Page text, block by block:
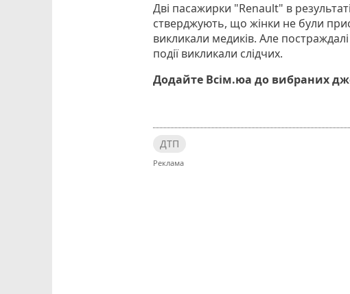
Дві пасажирки "Renault" в
стверджують, що жінки не були
викликали медиків. Але постраждалі
події викликали слідчих.
Додайте Всім.юа до вибраних
ДТП